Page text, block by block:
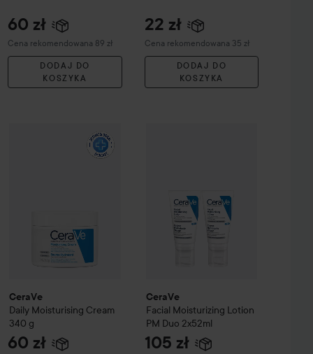
60 zł
Cena rekomendowana 89 zł
Zalecana cena 89 zł
DODAJ DO
KOSZYKA
22 zł
Cena rekomendowana 35 zł
Zalecana cena 35 zł
DODAJ DO
KOSZYKA
Zalecana cena 149 zł
CeraVe
Daily Moisturising Cream
340 g
60 zł
Daily Moisturising Cream
CeraVe
Facial Moisturizing Lotion
PM Duo 2x52ml
105 zł